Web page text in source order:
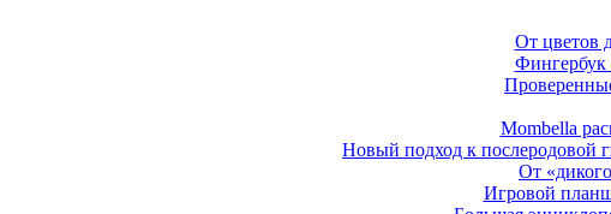
От цветов
Фингербук
Mombella
Новый подход к послеродовой
От
Игровой